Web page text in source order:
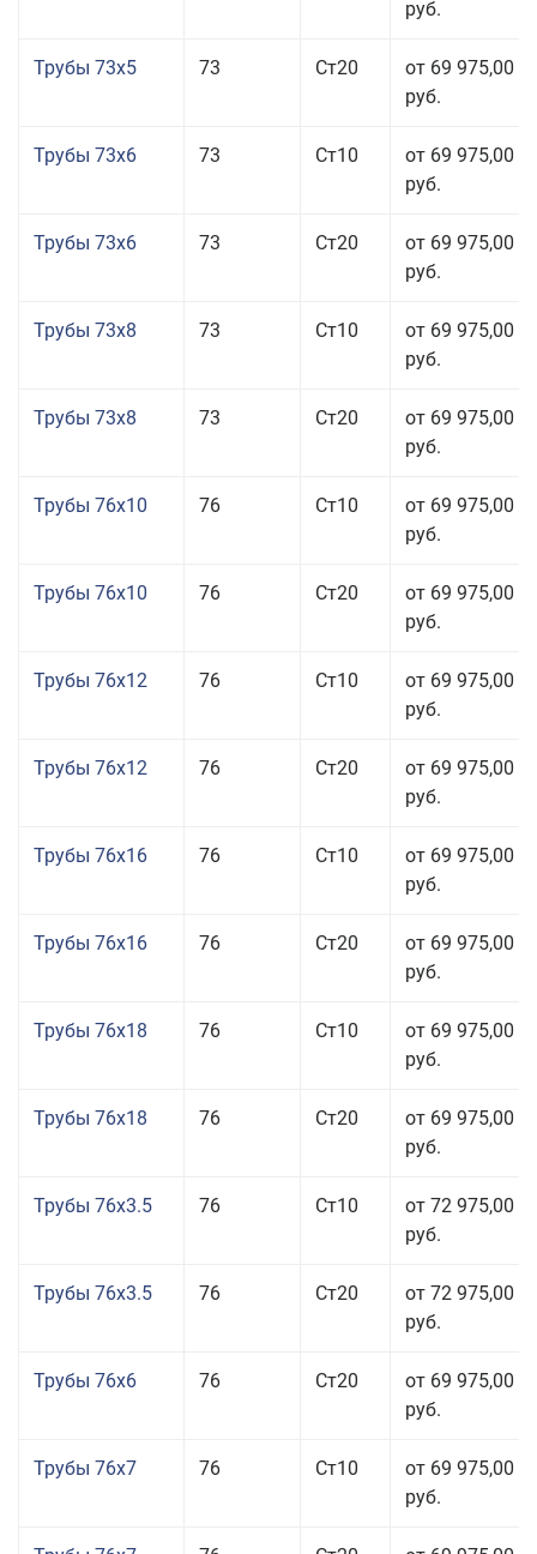
руб.
Трубы 73x5 73 Ст20
от 69 975,00
руб.
Трубы 73x6 73 Ст10
от 69 975,00
руб.
Трубы 73x6 73 Ст20
от 69 975,00
руб.
Трубы 73x8 73 Ст10
от 69 975,00
руб.
Трубы 73x8 73 Ст20
от 69 975,00
руб.
Трубы 76x10 76 Ст10
от 69 975,00
руб.
Трубы 76x10 76 Ст20
от 69 975,00
руб.
Трубы 76x12 76 Ст10
от 69 975,00
руб.
Трубы 76x12 76 Ст20
от 69 975,00
руб.
Трубы 76x16 76 Ст10
от 69 975,00
руб.
Трубы 76x16 76 Ст20
от 69 975,00
руб.
Трубы 76x18 76 Ст10
от 69 975,00
руб.
Трубы 76x18 76 Ст20
от 69 975,00
руб.
Трубы 76x3.5 76 Ст10
от 72 975,00
руб.
Трубы 76x3.5 76 Ст20
от 72 975,00
руб.
Трубы 76x6 76 Ст20
от 69 975,00
руб.
Трубы 76x7 76 Ст10
от 69 975,00
руб.